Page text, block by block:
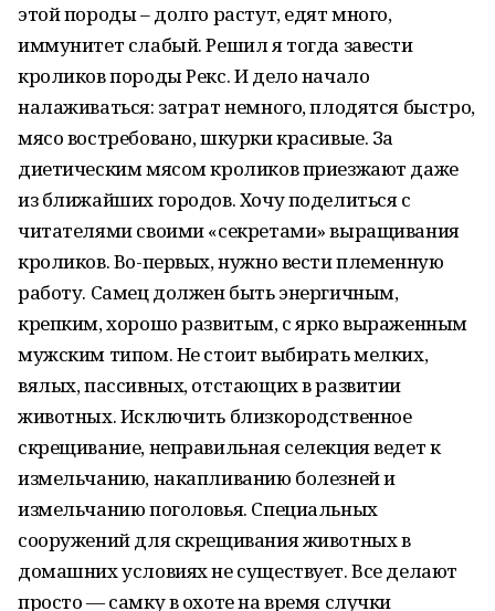
этой породы – долго растут, едят много,
иммунитет слабый. Решил я тогда завести
кроликов породы Рекс. И дело начало
налаживаться: затрат немного, плодятся быстро,
мясо востребовано, шкурки красивые. За
диетическим мясом кроликов приезжают даже
из ближайших городов. Хочу поделиться с
читателями своими «секретами» выращивания
кроликов. Во-первых, нужно вести племенную
работу. Самец должен быть энергичным,
крепким, хорошо развитым, с ярко выраженным
мужским типом. Не стоит выбирать мелких,
вялых, пассивных, отстающих в развитии
животных. Исключить близкородственное
скрещивание, неправильная селекция ведет к
измельчанию, накапливанию болезней и
измельчанию поголовья. Специальных
сооружений для скрещивания животных в
домашних условиях не существует. Все делают
просто — самку в охоте на время случки